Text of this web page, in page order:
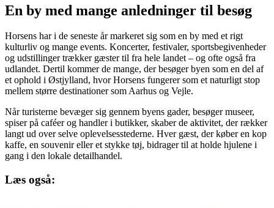
En by med mange anledninger til besøg
Horsens har i de seneste år markeret sig som en by med et rigt
kulturliv og mange events. Koncerter, festivaler, sportsbegivenheder
og udstillinger trækker gæster til fra hele landet – og ofte også fra
udlandet. Dertil kommer de mange, der besøger byen som en del af
et ophold i Østjylland, hvor Horsens fungerer som et naturligt stop
mellem større destinationer som Aarhus og Vejle.
Når turisterne bevæger sig gennem byens gader, besøger museer,
spiser på caféer og handler i butikker, skaber de aktivitet, der rækker
langt ud over selve oplevelsesstederne. Hver gæst, der køber en kop
kaffe, en souvenir eller et stykke tøj, bidrager til at holde hjulene i
gang i den lokale detailhandel.
Læs også: